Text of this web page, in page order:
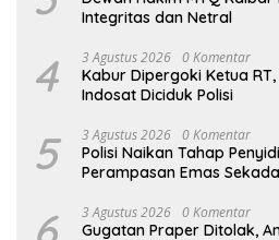
Integritas dan Netral
4 3 Agustus 2026 0 Komentar
Kabur Dipergoki Ketua
Indosat Diciduk Polisi
5 3 Agustus 2026 0 Komentar
Polisi Naikan Tahap
Perampasan Emas
3 Agustus 2026 0 Komentar
Gugatan Praper Ditolak,